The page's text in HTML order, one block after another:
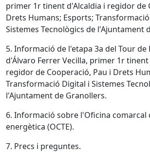
primer 1r tinent d'Alcaldia i regidor de
Drets Humans; Esports;
Sistemes Tecnològics de l'Ajuntament
5. Informació de l'etapa 3a del Tour de
d'Álvaro Ferrer Vecilla, primer 1r tinent
regidor de Cooperació, Pau i Drets
Transformació Digital i Sistemes
l'Ajuntament de Granollers.
6. Informació sobre l'Oficina comarcal
energètica (OCTE).
7. Precs i preguntes.